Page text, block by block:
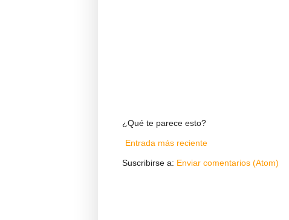
¿Qué te parece esto?
Entrada más reciente
Suscribirse a: Enviar comentarios (Atom)